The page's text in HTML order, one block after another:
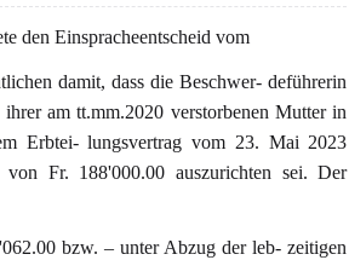
den Einspracheentscheid vom
damit, dass die Beschwer- deführerin
am tt.mm.2020 verstorbenen Mutter in
Erbtei- lungsvertrag vom 23. Mai 2023
Fr. 188'000.00 auszurichten sei. Der
bzw. – unter Abzug der leb- zeitigen